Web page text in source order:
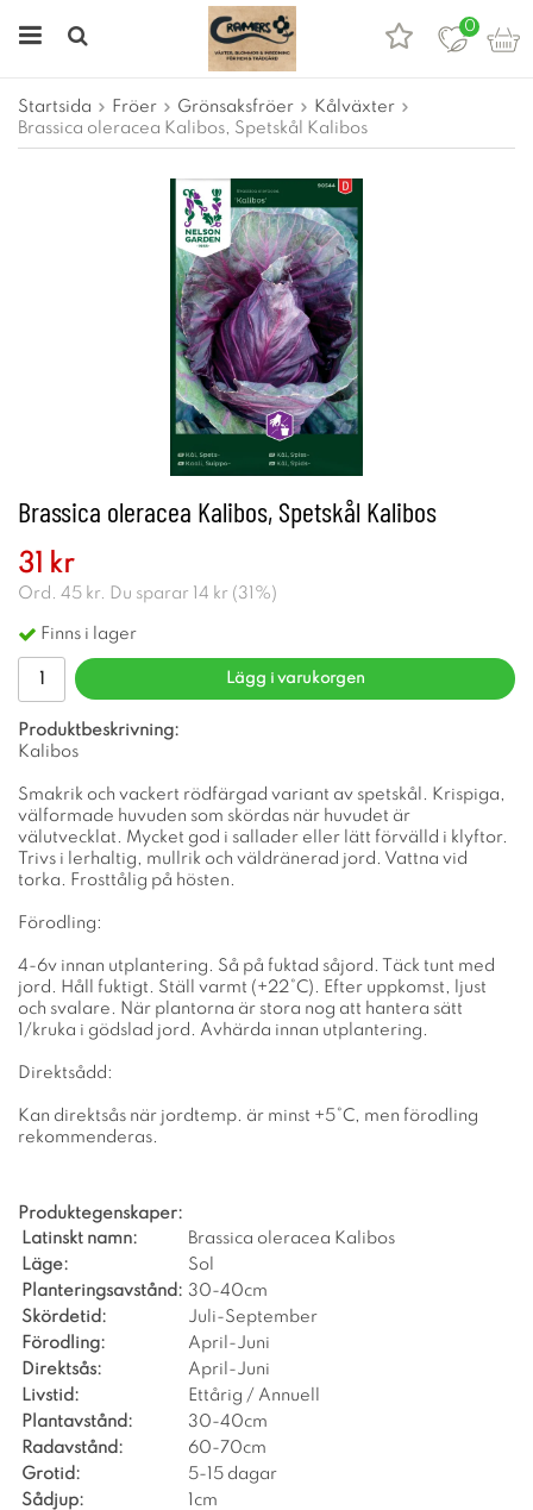
0
Startsida Fröer Grönsaksfröer
Kålväxter
Brassica oleracea Kalibos, Spetskål Kalibos
Brassica oleracea Kalibos, Spetskål Kalibos
31 kr
Ord. 45 kr. Du sparar 14 kr ( 31 %)
Finns i lager
Lägg i varukorgen
Produktbeskrivning:
Kalibos
Smakrik och vackert rödfärgad variant av spetskål. Krispiga,
välformade huvuden som skördas när huvudet är
välutvecklat. Mycket god i sallader eller lätt förvälld i klyftor.
Trivs i lerhaltig, mullrik och väldränerad jord. Vattna vid
torka. Frosttålig på hösten.
Förodling:
4-6v innan utplantering. Så på fuktad såjord. Täck tunt med
jord. Håll fuktigt. Ställ varmt (+22°C). Efter uppkomst, ljust
och svalare. När plantorna är stora nog att hantera sätt
1/kruka i gödslad jord. Avhärda innan utplantering.
Direktsådd:
Kan direktsås när jordtemp. är minst +5°C, men förodling
rekommenderas.
Produktegenskaper:
Latinskt namn:
Brassica oleracea Kalibos
Läge:
Sol
Planteringsavstånd: 30-40cm
Skördetid:
Juli-September
Förodling:
April-Juni
Direktsås:
April-Juni
Livstid:
Ettårig / Annuell
Plantavstånd:
30-40cm
Radavstånd:
60-70cm
Grotid:
5-15 dagar
Sådjup:
1cm